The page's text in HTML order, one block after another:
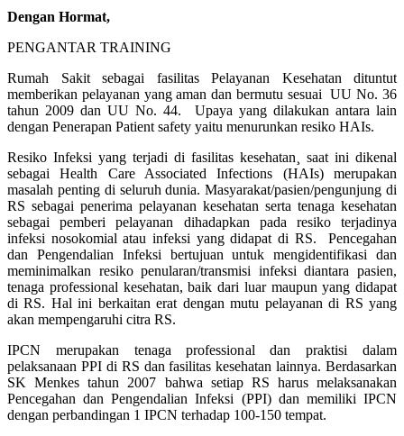
Dengan Hormat,
PENGANTAR TRAINING
Rumah Sakit sebagai fasilitas Pelayanan Kesehatan dituntut
memberikan pelayanan yang aman dan bermutu sesuai UU No. 36
tahun 2009 dan UU No. 44. Upaya yang dilakukan antara lain
dengan Penerapan Patient safety yaitu menurunkan resiko HAIs.
Resiko Infeksi yang terjadi di fasilitas kesehatan¸ saat ini dikenal
sebagai Health Care Associated Infections (HAIs) merupakan
masalah penting di seluruh dunia. Masyarakat/pasien/pengunjung di
RS sebagai penerima pelayanan kesehatan serta tenaga kesehatan
sebagai pemberi pelayanan dihadapkan pada resiko terjadinya
infeksi nosokomial atau infeksi yang didapat di RS. Pencegahan
dan Pengendalian Infeksi bertujuan untuk mengidentifikasi dan
meminimalkan resiko penularan/transmisi infeksi diantara pasien,
tenaga professional kesehatan, baik dari luar maupun yang didapat
di RS. Hal ini berkaitan erat dengan mutu pelayanan di RS yang
akan mempengaruhi citra RS.
IPCN merupakan tenaga professional dan praktisi dalam
pelaksanaan PPI di RS dan fasilitas kesehatan lainnya. Berdasarkan
SK Menkes tahun 2007 bahwa setiap RS harus melaksanakan
Pencegahan dan Pengendalian Infeksi (PPI) dan memiliki IPCN
dengan perbandingan 1 IPCN terhadap 100-150 tempat.